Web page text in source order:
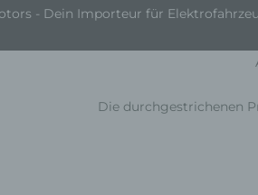
- Dein Importeur für
Die durchgestrichenen
Person
Interessen,
f)
Weise, auf